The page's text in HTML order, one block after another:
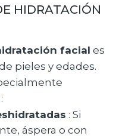
HIDRATACIÓN
facial es
pieles y edades.
: Si
áspera o con